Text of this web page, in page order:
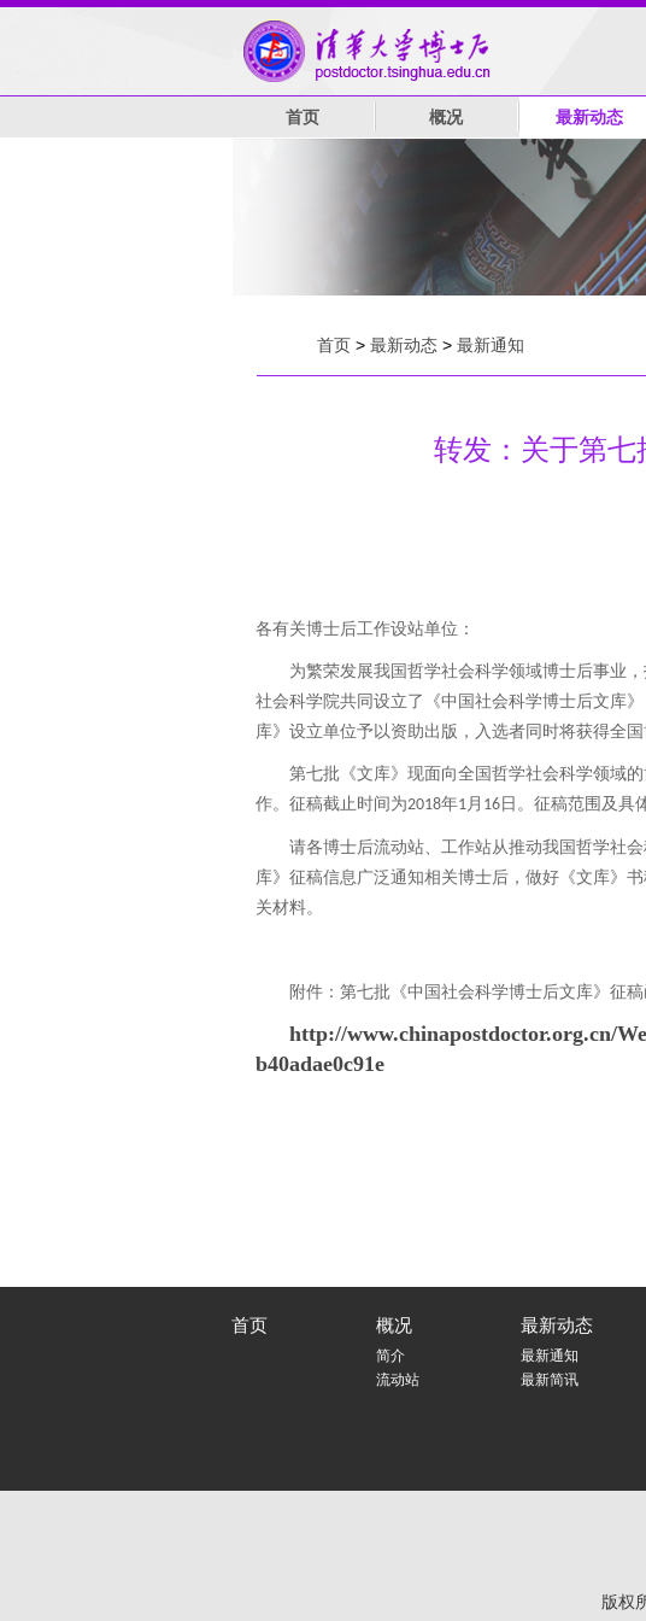
首页 概况 最新动态
首页> 最新动态> 最新通知
转发：关于第
各有关博士后工作设站单位：
为繁荣发展我国哲学社会科学领域博士后事业
社会科学院共同设立了《中国社会科学博士后文库
库》设立单位予以资助出版，入选者同时将获得全
第七批《文库》现面向全国哲学社会科学领域
作。征稿截止时间为2018年1月 16日。征稿范围及具
请各博士后流动站、工作站从推动我国哲学社
库》征稿信息广泛通知相关博士后，做好《文库》
关材料。
附件：第七批《中国社会科学博士后文库》征稿
http://www.chinapostdoctor.org.cn/
b40adae0c91e
首页 概况
简介
流动站
最新动态
最新通知
最新简讯
版权